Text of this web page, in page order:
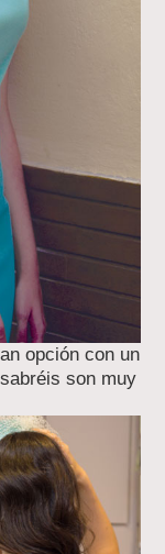
opción con un
son muy